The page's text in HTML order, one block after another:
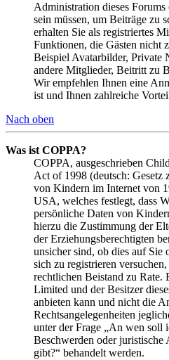
Administration dieses
sein müssen, um Beiträge zu
erhalten Sie als registriertes
Funktionen, die Gästen nicht
Beispiel Avatarbilder, Private
andere Mitglieder, Beitritt zu
Wir empfehlen Ihnen eine
ist und Ihnen zahlreiche
Nach oben
Was ist COPPA?
COPPA, ausgeschrieben
Act of 1998 (deutsch: Gesetz
von Kindern im Internet von
USA, welches festlegt, dass
persönliche Daten von
hierzu die Zustimmung der
der Erziehungsberechtigten
unsicher sind, ob dies auf Sie
sich zu registrieren
rechtlichen Beistand zu Rate.
Limited und der Besitzer
anbieten kann und nicht die
Rechtsangelegenheiten
unter der Frage „An wen soll
Beschwerden oder juristische
gibt?“ behandelt werden.